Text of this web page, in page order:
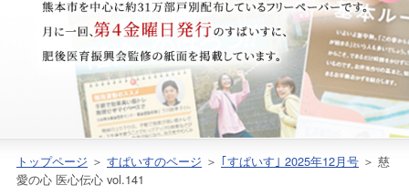
トップページ ＞ すぱいすのページ ＞ ｢すぱいす｣ 2025年12月号 ＞ 慈
愛の心 医心伝心 vol.141